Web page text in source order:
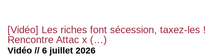
[Vidéo] Les riches font sécession, taxez-les !
Rencontre Attac x (…)
Vidéo // 6 juillet 2026